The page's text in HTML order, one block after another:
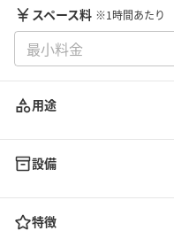
スペース料 ※1時間あたり
用途
設備
特徴